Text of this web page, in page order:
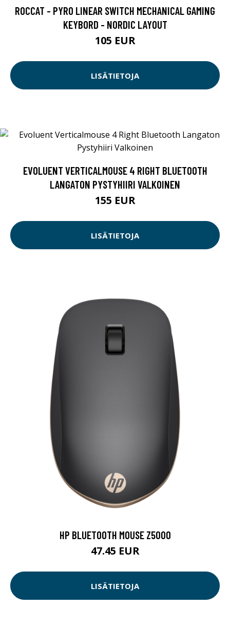
ROCCAT - PYRO LINEAR SWITCH MECHANICAL GAMING
KEYBORD - NORDIC LAYOUT
105 EUR
LISÄTIETOJA
EVOLUENT VERTICALMOUSE 4 RIGHT BLUETOOTH
LANGATON PYSTYHIIRI VALKOINEN
155 EUR
LISÄTIETOJA
HP BLUETOOTH MOUSE Z5000
47.45 EUR
LISÄTIETOJA